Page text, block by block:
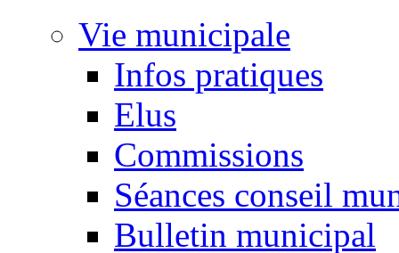
Vie municipale
Infos pratiques
Elus
Commissions
Séances conseil
Bulletin municipal